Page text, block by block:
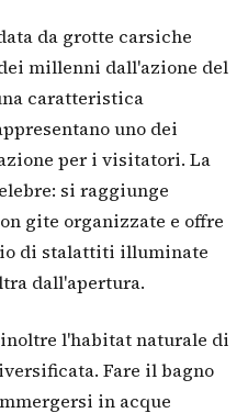
da grotte carsiche
millenni dall'azione del
caratteristica
uno dei
per i visitatori. La
si raggiunge
gite organizzate e offre
di stalattiti illuminate
dall'apertura.
l'habitat naturale di
Fare il bagno
in acque